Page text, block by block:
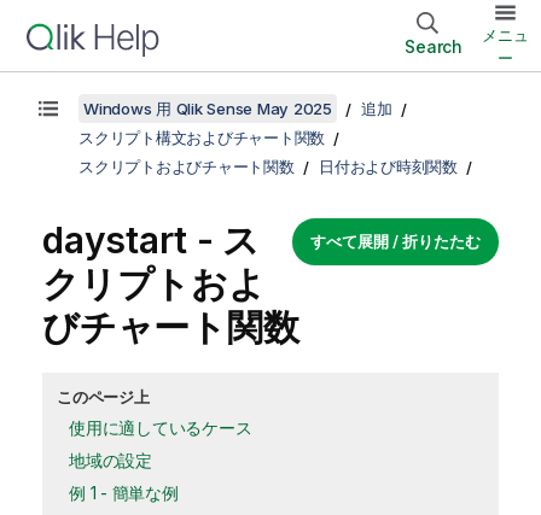
Search
メニュ
ー
Windows 用 Qlik Sense May 2025
追加
スクリプト構文およびチャート関数
スクリプトおよびチャート関数
日付および時刻関数
すべて展開 / 折りたたむ
daystart - ス
クリプトおよ
びチャート関数
このページ上
使用に適しているケース
地域の設定
例 1 - 簡単な例